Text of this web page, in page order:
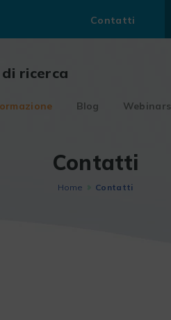
Contatti
ricerca
Blog Webinars
Contatti
Home Contatti